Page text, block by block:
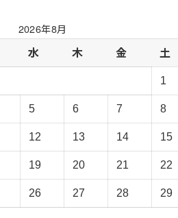
2026年8月
水 木 金 土
1
5 6 7 8
12 13 14 15
19 20 21 22
26 27 28 29